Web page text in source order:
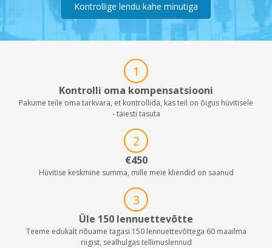
Kontrollige lendu kahe minutiga
1
Kontrolli oma kompensatsiooni
Pakume teile oma tarkvara, et kontrollida, kas teil on õigus hüvitisele
- täiesti tasuta
2
€450
Hüvitise keskmine summa, mille meie kliendid on saanud
3
Üle 150 lennuettevõtte
Teeme edukalt nõuame tagasi 150 lennuettevõttega 60 maailma
riigist, sealhulgas tellimuslennud